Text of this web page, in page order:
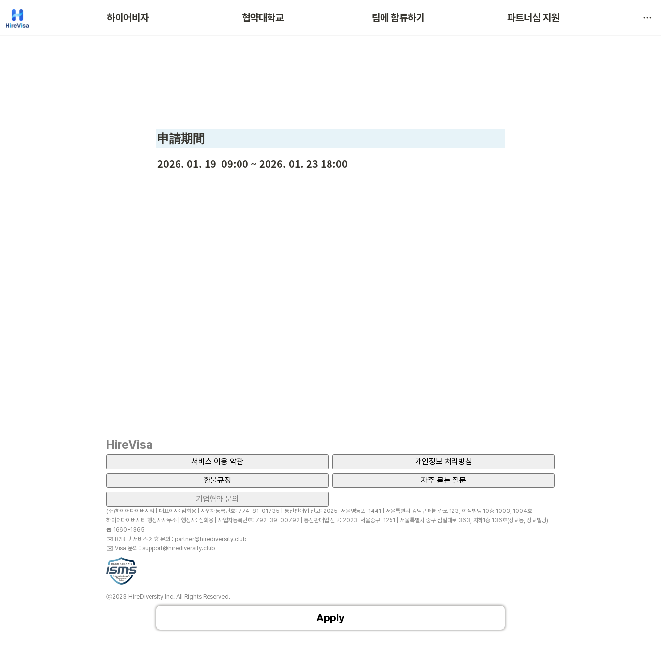
하이어비자 협약대학교 팀에 합류하기 파트너십 지원
서비스 불만 사항 제보
申請期間
2026. 01. 19  09:00 ~ 2026. 01. 23 18:00
HireVisa
서비스 이용 약관
개인정보 처리방침
환불규정
자주 묻는 질문
기업협약 문의
(주)하이어다이버시티 | 대표이사: 심화용 | 사업자등록번호: 774-81-01735 | 통신판매업 신고: 2025-서울영등포-1441 | 서울특별시 강남구 테헤란로 123, 여삼빌딩 10층 1003, 1004호
하이어다이버시티 행정사사무소 | 행정사: 심화용 | 사업자등록번호: 792-39-00792 | 통신판매업 신고: 2023-서울중구-1251 | 서울특별시 중구 삼일대로 363, 지하1층 136호(장교동, 장교빌딩)
☎️ 1660-1365
✉️ B2B 및 서비스 제휴 문의 : partner@hirediversity.club
✉️ Visa 문의 : support@hirediversity.club
ⓒ2023 HireDiversity Inc. All Rights Reserved.
Apply